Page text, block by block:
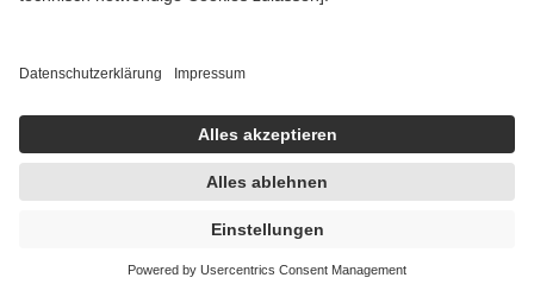
getroffen, um sicherzustellen, dass es sich um echte Bewertungen
https://help.etrusted.com/hc/de/articles/4419944605341
Einige Bilder und Inhalte wurden unter Zuhilfenahme künstlicher